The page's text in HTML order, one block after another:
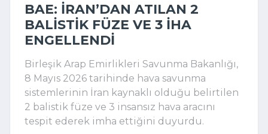
BAE: İRAN’DAN ATILAN 2
BALISTIK FÜZE VE 3 İHA
ENGELLENDI
Birleşik Arap Emirlikleri Savunma Bakanlığı,
8 Mayıs 2026 tarihinde hava savunma
sistemlerinin İran kaynaklı olduğu belirtilen
2 balistik füze ve 3 insansız hava aracını
tespit ederek imha ettiğini duyurdu.